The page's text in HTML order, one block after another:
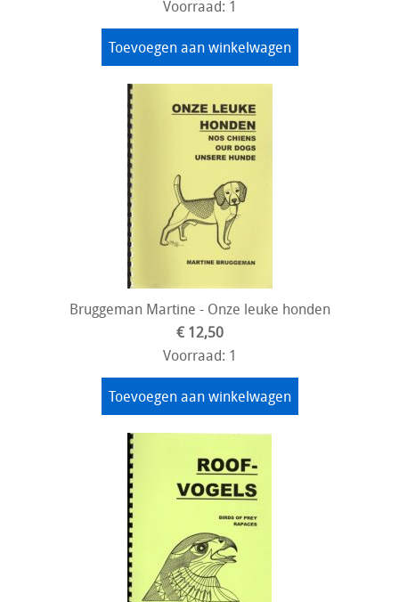
Voorraad: 1
Toevoegen aan winkelwagen
Bruggeman Martine - Onze leuke honden
€ 12,50
Voorraad: 1
Toevoegen aan winkelwagen